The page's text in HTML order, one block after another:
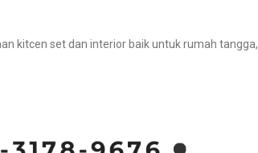
kitcen set dan interior baik untuk rumah tangga,